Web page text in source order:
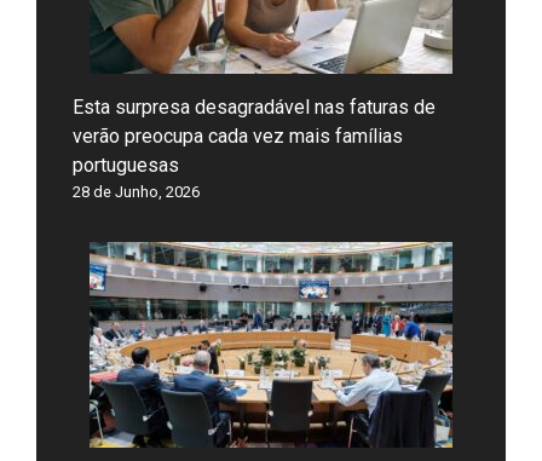
Esta surpresa desagradável nas faturas de
verão preocupa cada vez mais famílias
portuguesas
28 de Junho, 2026